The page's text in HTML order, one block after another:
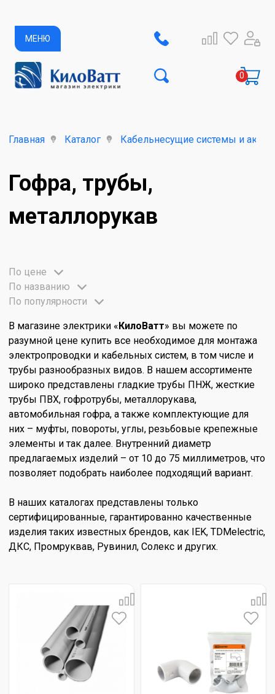
МЕНЮ
Главная Каталог Кабельнесущие системы и
Гофра, трубы,
металлорукав
По цене
По названию
По популярности
В магазине электрики «КилоВатт» вы можете по
разумной цене купить все необходимое для монтажа
электропроводки и кабельных систем, в том числе и
трубы разнообразных видов. В нашем ассортименте
широко представлены гладкие трубы ПНЖ, жесткие
трубы ПВХ, гофротрубы, металлорукава,
автомобильная гофра, а также комплектующие для
них – муфты, повороты, углы, резьбовые крепежные
элементы и так далее. Внутренний диаметр
предлагаемых изделий – от 10 до 75 миллиметров, что
позволяет подобрать наиболее подходящий вариант.
В наших каталогах представлены только
сертифицированные, гарантированно качественные
изделия таких известных брендов, как IEK, TDMelectric,
ДКС, Промруквав, Рувинил, Солекс и других.